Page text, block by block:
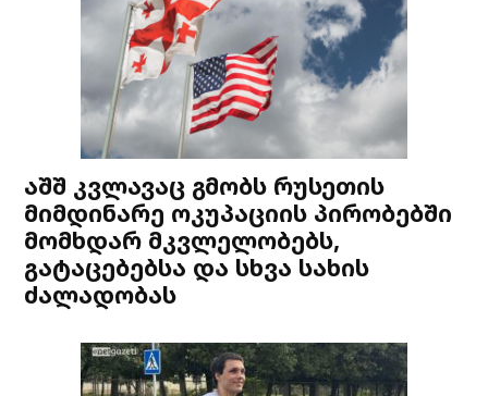
აშშ კვლავაც გმობს რუსეთის
მიმდინარე ოკუპაციის პირობებში
მომხდარ მკვლელობებს,
გატაცებებსა და სხვა სახის
ძალადობას